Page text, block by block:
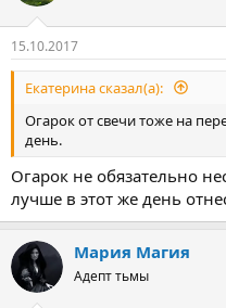
15.10.2017
Екатерина сказал(а):
Огарок от свечи тоже на
день.
Огарок не обязательно
лучше в этот же день
Мария Магия
Адепт тьмы